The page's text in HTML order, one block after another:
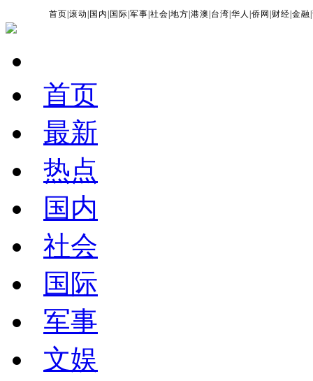
首页 |滚动 国内 国际 |军事 |社会 |地方 |港澳 台湾 |华人 |侨网 财经 |金融 |
首页
最新
热点
国内
社会
国际
军事
文娱